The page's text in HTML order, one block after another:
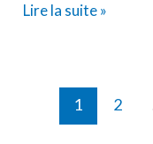
Lire la suite »
1 2